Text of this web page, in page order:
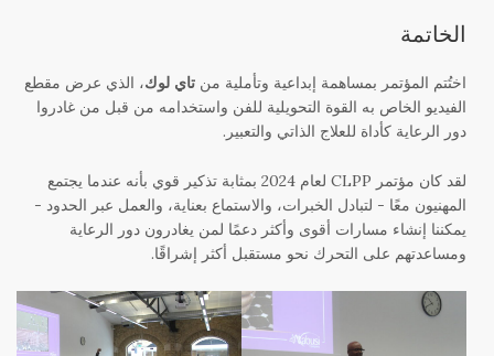
الخاتمة
اختُتم المؤتمر بمساهمة إبداعية وتأملية من تاي لوك، الذي عرض مقطع
الفيديو الخاص به القوة التحويلية للفن واستخدامه من قبل من غادروا
دور الرعاية كأداة للعلاج الذاتي والتعبير.
لقد كان مؤتمر CLPP لعام 2024 بمثابة تذكير قوي بأنه عندما يجتمع
المهنيون معًا - لتبادل الخبرات، والاستماع بعناية، والعمل عبر الحدود -
يمكننا إنشاء مسارات أقوى وأكثر دعمًا لمن يغادرون دور الرعاية
ومساعدتهم على التحرك نحو مستقبل أكثر إشراقًا.